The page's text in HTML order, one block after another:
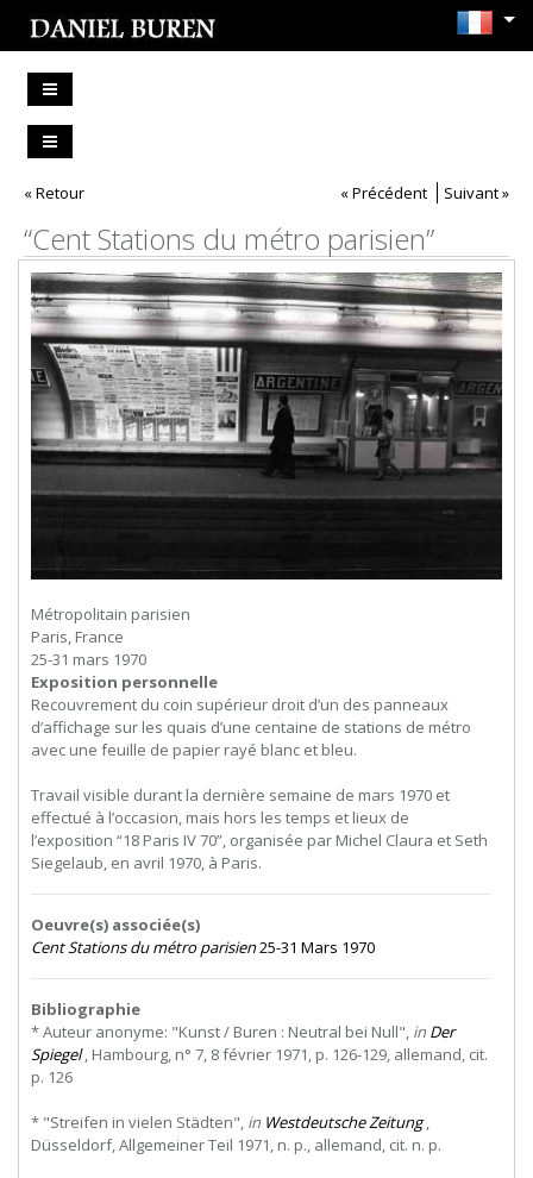
« Retour « Précédent Suivant »
“Cent Stations du métro parisien”
Métropolitain parisien
Paris, France
25-31 mars 1970
Exposition personnelle
Recouvrement du coin supérieur droit d’un des panneaux
d’affichage sur les quais d’une centaine de stations de métro
avec une feuille de papier rayé blanc et bleu.
Travail visible durant la dernière semaine de mars 1970 et
effectué à l’occasion, mais hors les temps et lieux de
l’exposition “18 Paris IV 70”, organisée par Michel Claura et Seth
Siegelaub, en avril 1970, à Paris.
Oeuvre(s) associée(s)
Cent Stations du métro parisien25-31 Mars 1970
Bibliographie
* Auteur anonyme: "Kunst / Buren : Neutral bei Null", in Der
Spiegel, Hambourg, n° 7, 8 février 1971, p. 126-129, allemand, cit.
p. 126
* "Streifen in vielen Städten", in Westdeutsche Zeitung,
Düsseldorf, Allgemeiner Teil 1971, n. p., allemand, cit. n. p.